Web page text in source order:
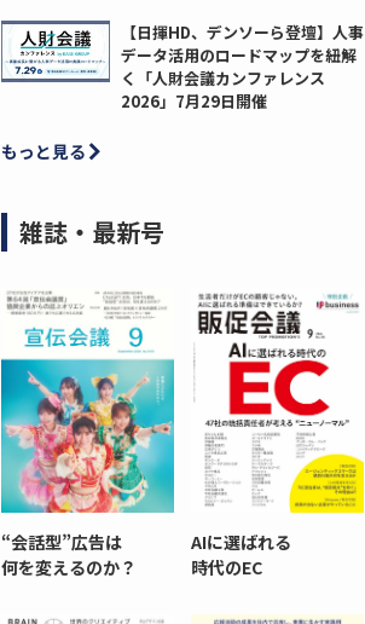
【日揮HD、デンソーら登壇】人事
データ活用のロードマップを紐解
く「人財会議カンファレンス
2026」7月29日開催
もっと見る
雑誌・最新号
“会話型”広告は
何を変えるのか？
AIに選ばれる
時代のEC